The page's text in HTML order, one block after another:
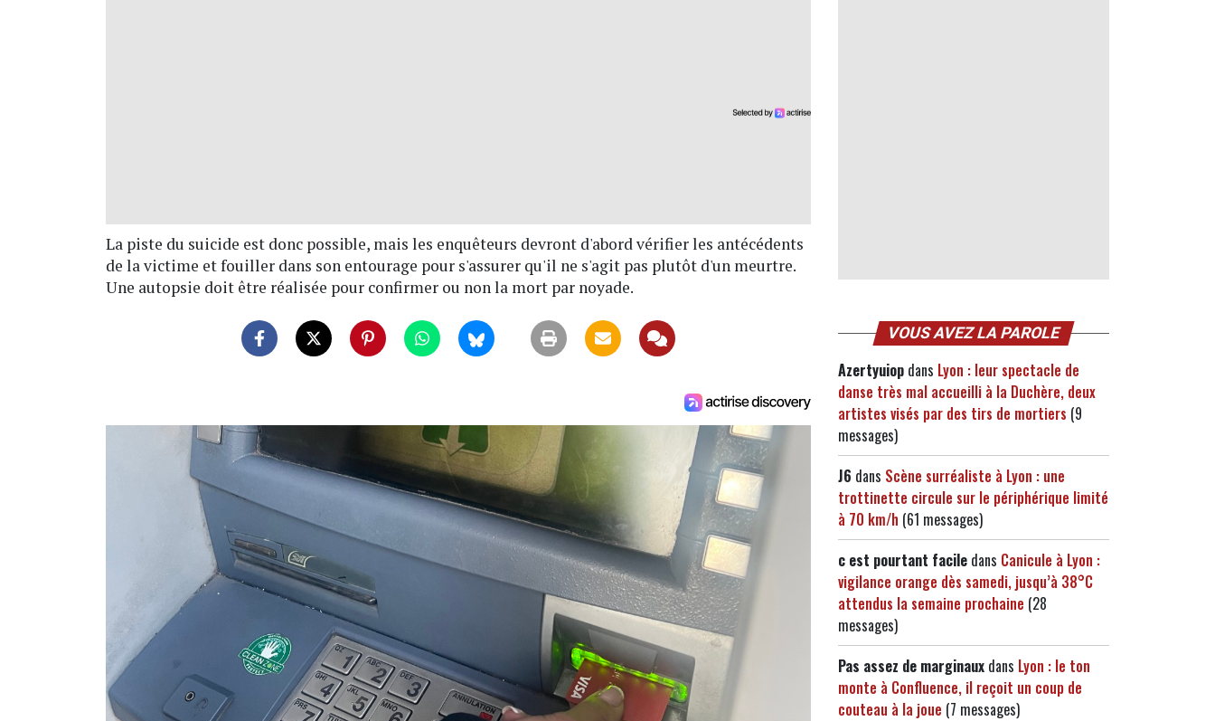
La piste du suicide est donc possible, mais les enquêteurs devront d'abord vérifier les antécédents
de la victime et fouiller dans son entourage pour s'assurer qu'il ne s'agit pas plutôt d'un meurtre.
Une autopsie doit être réalisée pour confirmer ou non la mort par noyade.
VOUS AVEZ LA PAROLE
Azertyuiop dans Lyon : leur spectacle de
danse très mal accueilli à la Duchère, deux
artistes visés par des tirs de mortiers (9
messages)
J6 dans Scène surréaliste à Lyon : une
trottinette circule sur le périphérique limité
à 70 km/h (61 messages)
c est pourtant facile dans Canicule à Lyon :
vigilance orange dès samedi, jusqu’à 38°C
attendus la semaine prochaine (28
messages)
Pas assez de marginaux dans Lyon : le ton
monte à Confluence, il reçoit un coup de
couteau à la joue (7 messages)